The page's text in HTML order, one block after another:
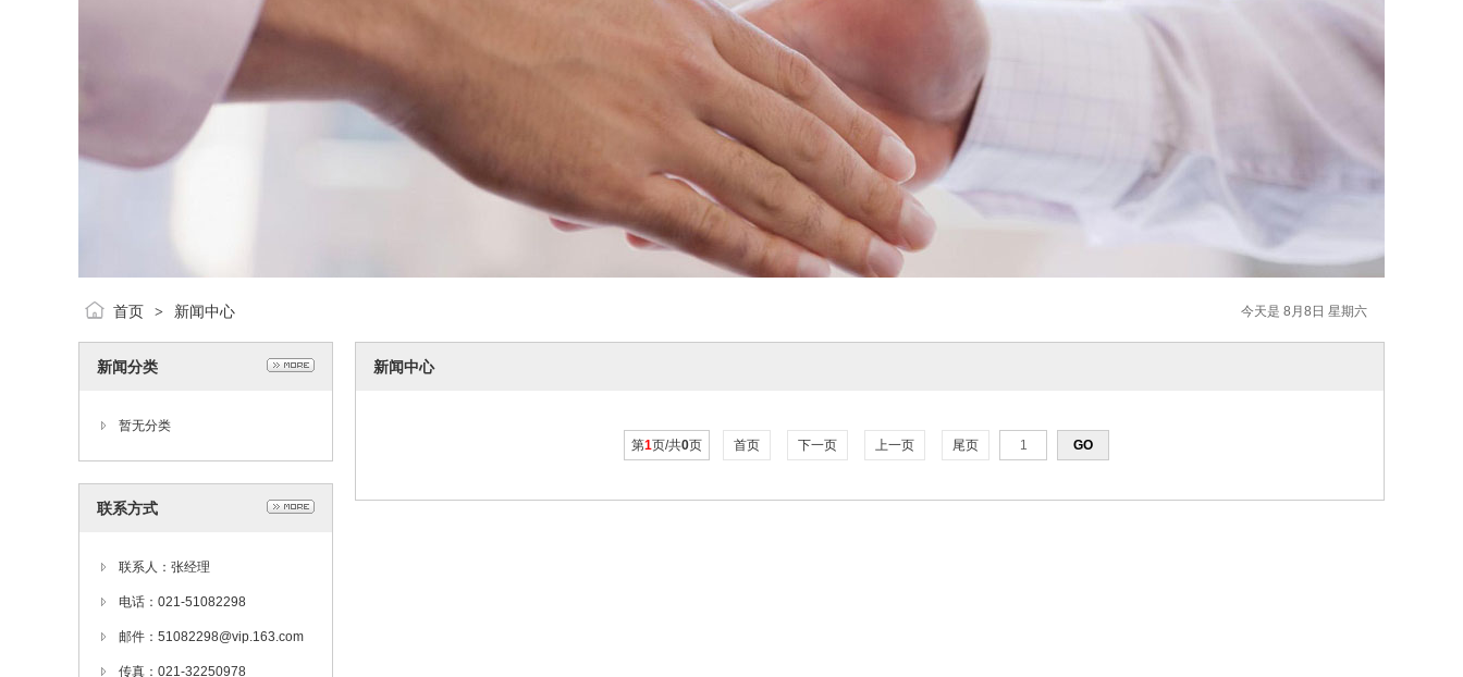
今天是 8月8日 星期六
首页 > 新闻中心
新闻分类
暂无分类
联系方式
联系人：张经理
电话：021-51082298
邮件：51082298@vip.163.com
传真：021-32250978
新闻中心
第1页/共0页 首页 下一页 上一页 尾页